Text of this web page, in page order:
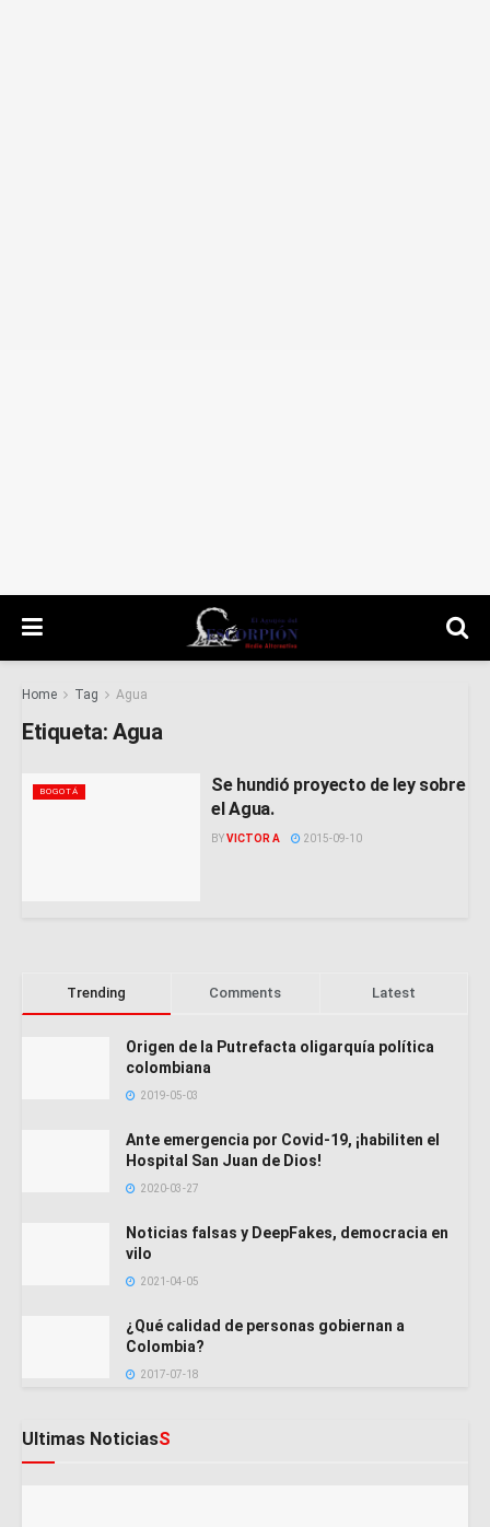
Home Tag Agua
Etiqueta: Agua
BOGOTÁ
Se hundió proyecto de ley sobre
el Agua.
BYVICTOR A 2015-09-10
Trending Comments Latest
Origen de la Putrefacta oligarquía política
colombiana
2019-05-03
Ante emergencia por Covid-19, ¡habiliten el
Hospital San Juan de Dios!
2020-03-27
Noticias falsas y DeepFakes, democracia en
vilo
2021-04-05
¿Qué calidad de personas gobiernan a
Colombia?
2017-07-18
Ultimas NoticiasS